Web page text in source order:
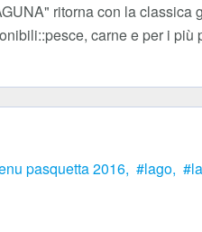
ritorna con la
carne e per i
pasquetta 2016, lago,